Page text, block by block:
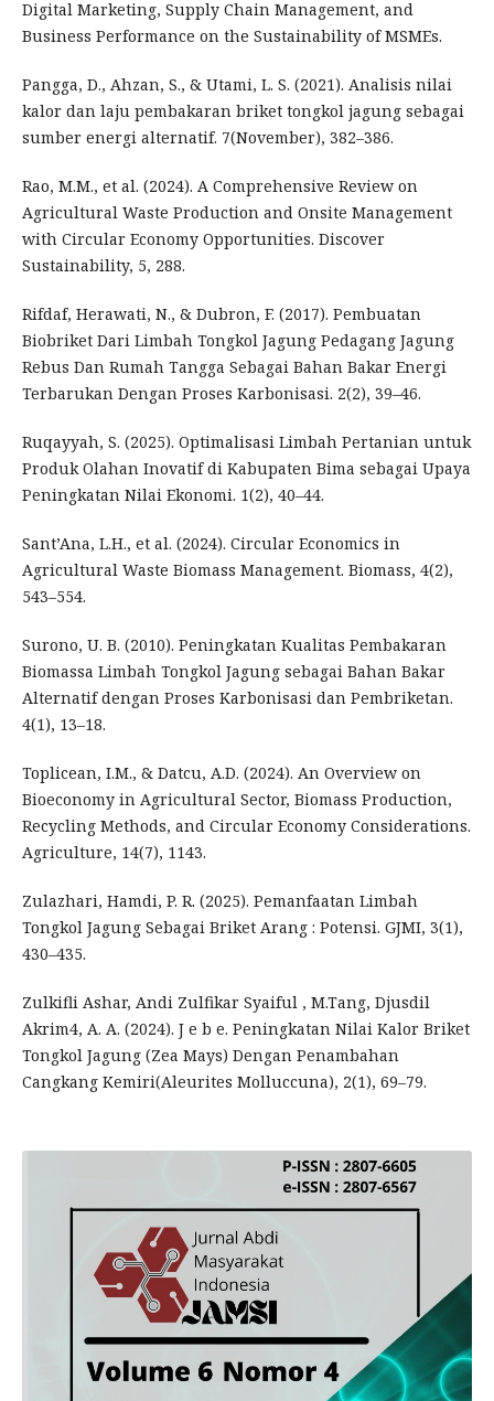
Digital Marketing, Supply Chain Management, and
Business Performance on the Sustainability of MSMEs.
Pangga, D., Ahzan, S., & Utami, L. S. (2021). Analisis nilai
kalor dan laju pembakaran briket tongkol jagung sebagai
sumber energi alternatif. 7(November), 382–386.
Rao, M.M., et al. (2024). A Comprehensive Review on
Agricultural Waste Production and Onsite Management
with Circular Economy Opportunities. Discover
Sustainability, 5, 288.
Rifdaf, Herawati, N., & Dubron, F. (2017). Pembuatan
Biobriket Dari Limbah Tongkol Jagung Pedagang Jagung
Rebus Dan Rumah Tangga Sebagai Bahan Bakar Energi
Terbarukan Dengan Proses Karbonisasi. 2(2), 39–46.
Ruqayyah, S. (2025). Optimalisasi Limbah Pertanian untuk
Produk Olahan Inovatif di Kabupaten Bima sebagai Upaya
Peningkatan Nilai Ekonomi. 1(2), 40–44.
Sant’Ana, L.H., et al. (2024). Circular Economics in
Agricultural Waste Biomass Management. Biomass, 4(2),
543–554.
Surono, U. B. (2010). Peningkatan Kualitas Pembakaran
Biomassa Limbah Tongkol Jagung sebagai Bahan Bakar
Alternatif dengan Proses Karbonisasi dan Pembriketan.
4(1), 13–18.
Toplicean, I.M., & Datcu, A.D. (2024). An Overview on
Bioeconomy in Agricultural Sector, Biomass Production,
Recycling Methods, and Circular Economy Considerations.
Agriculture, 14(7), 1143.
Zulazhari, Hamdi, P. R. (2025). Pemanfaatan Limbah
Tongkol Jagung Sebagai Briket Arang : Potensi. GJMI, 3(1),
430–435.
Zulkifli Ashar, Andi Zulfikar Syaiful , M.Tang, Djusdil
Akrim4, A. A. (2024). J e b e. Peningkatan Nilai Kalor Briket
Tongkol Jagung (Zea Mays) Dengan Penambahan
Cangkang Kemiri(Aleurites Molluccuna), 2(1), 69–79.